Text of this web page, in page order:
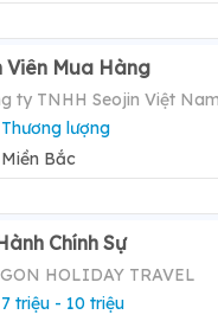
Viên Mua Hàng
ty TNHH Seojin Việt Nam
Thương lượng
Miền Bắc
Chính Sự
HOLIDAY TRAVEL
7 triệu - 10 triệu